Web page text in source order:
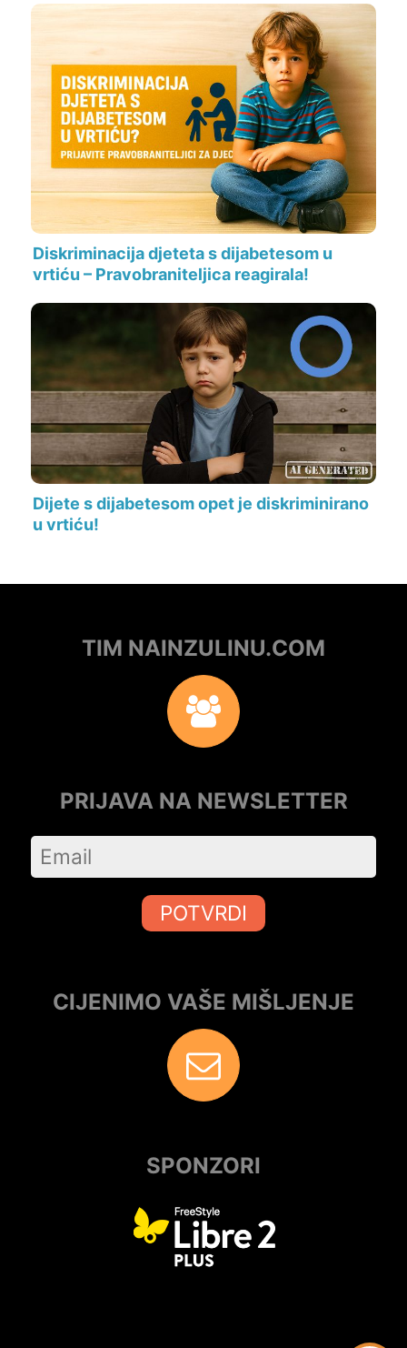
Diskriminacija djeteta s dijabetesom u
vrtiću – Pravobraniteljica reagirala!
Dijete s dijabetesom opet je diskriminirano
u vrtiću!
TIM NAINZULINU.COM
PRIJAVA NA NEWSLETTER
POTVRDI
CIJENIMO VAŠE MIŠLJENJE
SPONZORI